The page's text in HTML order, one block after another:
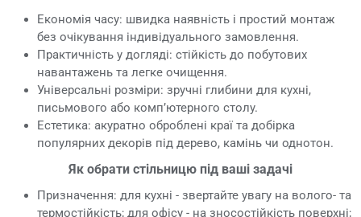
Економія часу: швидка наявність і простий монтаж
без очікування індивідуального замовлення.
Практичність у догляді: стійкість до побутових
навантажень та легке очищення.
Універсальні розміри: зручні глибини для кухні,
письмового або комп’ютерного столу.
Естетика: акуратно оброблені краї та добірка
популярних декорів під дерево, камінь чи однотон.
Як обрати стільницю під ваші задачі
Призначення: для кухні - звертайте увагу на волого- та
термостійкість; для офісу - на зносостійкість поверхні;